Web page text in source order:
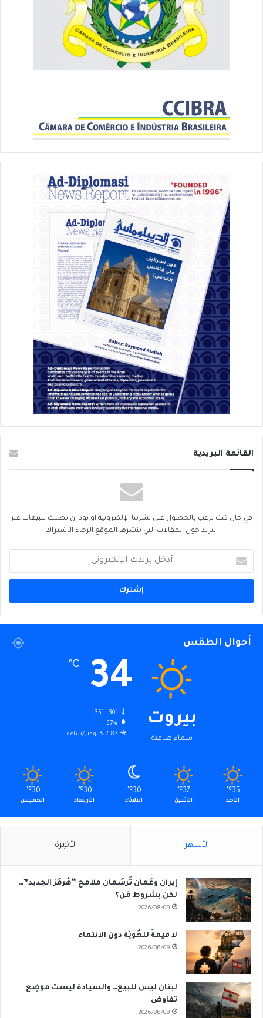
القائمة البريدية
في حال كنت ترغب بالحصول على نشرتنا الإلكترونية او تود ان تصلك تنبيهات عبر
البريد حول المقالات التي ينشرها الموقع الرجاء الاشتراك
بريدك
الإلكتروني
أحوال الطقس
بيروت
سماء صافية
34
℃
35º - 30º
57%
2.87 كيلومتر/ساعة
35
℃
الأحد
37
℃
الأثنين
30
℃
الثلاثاء
30
℃
الأربعاء
30
℃
الخميس
الأشهر الأخيرة
إيران وعُمان تَرسُمان ملامح “هُرمُز الجديد”…
لكن بشروط مَن؟
2026/08/09
لا قيمةَ للهُويّة دون الانتماء
2026/08/09
لبنان ليس للبيع… والسيادة ليست موضِع
تفاوض
2026/08/08